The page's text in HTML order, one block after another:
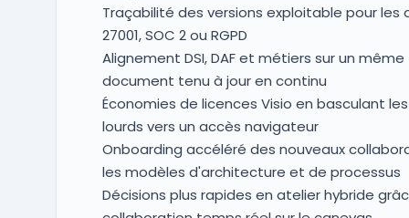
Traçabilité des versions exploitable pour les
27001, SOC 2 ou RGPD
Alignement DSI, DAF et métiers sur un même
document tenu à jour en continu
Économies de licences Visio en basculant
lourds vers un accès navigateur
Onboarding accéléré des nouveaux
les modèles d'architecture et de processus
Décisions plus rapides en atelier hybride